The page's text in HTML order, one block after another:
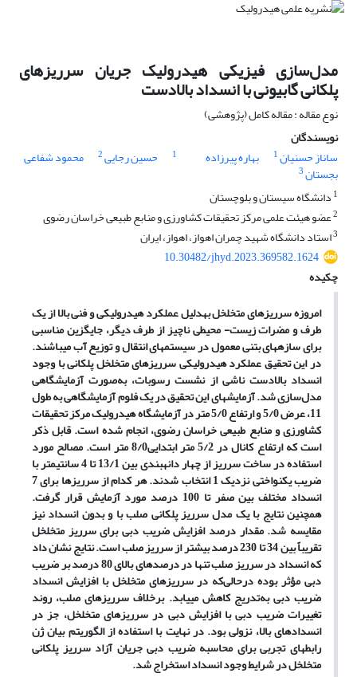
مدل‌سازی فیزیکی هیدرولیک جریان سرریزهای
پلکانی گابیونی با انسداد بالادست
نوع مقاله : مقاله کامل (پژوهشی)
نویسندگان
ساناز حسنیان1 بهاره پیرزاده 1 حسین رجایی2 محمود شفاعی
بجستان3
1 دانشگاه سیستان و بلوچستان
2عضو هیئت علمی مرکز تحقیقات کشاورزی و منابع طبیعی خراسان رضوی
3استاد دانشگاه شهید چمران اهواز، اهواز، ایران
10.30482/jhyd.2023.369582.1624
چکیده
امروزه سرریزهای متخلخل به­دلیل عملکرد هیدرولیکی و فنی بالا از یک
طرف و مضرات زیست- محیطی ناچیز از طرف دیگر، جایگزین مناسبی
برای سازه­های بتنی معمول در سیستم­های انتقال و توزیع آب می­باشند.
در این تحقیق عملکرد هیدرولیکی سرریزهای متخلخل پلکانی با وجود
انسداد بالادست ناشی از نشست رسوبات، به‌صورت آزمایشگاهی
مدل‌سازی شد. آزمایش­های این تحقیق در یک فلوم آزمایشگاهی به طول
11، عرض 5/0 و ارتفاع 5/0 متر در آزمایشگاه هیدرولیک مرکز تحقیقات
کشاورزی و منابع طبیعی خراسان رضوی، انجام شده است. قابل ذکر
است که ارتفاع کانال در 5/2 متر ابتدایی8/0 متر است. مصالح مورد
استفاده در ساخت سرریز از چهار دانه­بندی بین 13/1 تا 4 سانتی­متر با
ضریب یکنواختی نزدیک 1 انتخاب شدند. هر کدام از سرریز­ها برای 7
انسداد مختلف بین صفر تا 100 درصد مورد آزمایش قرار گرفت.
همچنین نتایج با یک مدل سرریز پلکانی صلب با و بدون انسداد نیز
مقایسه شد. مقدار درصد افزایش ضریب دبی برای سرریز متخلخل
تقریباً بین 34 تا 230 درصد بیشتر از سرریز صلب است. نتایج نشان داد
که انسداد در سرریز صلب تنها در درصد­های بالای 80 درصد بر ضریب
دبی مؤثر بوده درحالی‌که در سرریز­های متخلخل با افزایش انسداد
ضریب دبی به‌تدریج کاهش می­یابد. برخلاف سرریزهای صلب، روند
تغییرات ضریب دبی با افزایش دبی در سرریزهای متخلخل، جز در
انسدادهای بالا، نزولی بود. در نهایت با استفاده از الگوریتم بیان ژن
رابطه­ای تجربی برای محاسبه ضریب دبی جریان آزاد سرریز پلکانی
متخلخل در شرایط وجود انسداد استخراج شد.